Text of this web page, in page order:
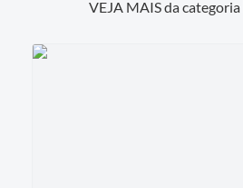
VEJA MAIS da categoria